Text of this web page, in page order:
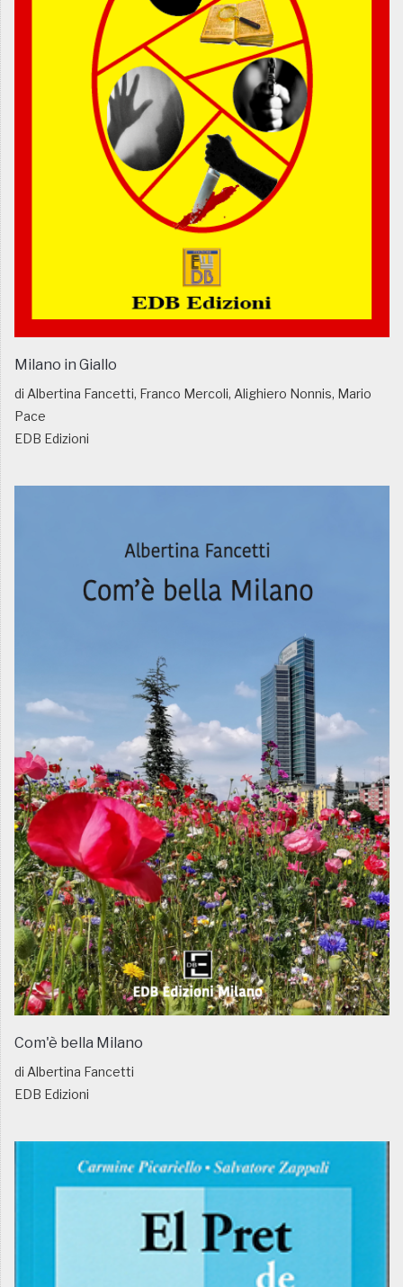
Milano in Giallo
di Albertina Fancetti, Franco Mercoli, Alighiero Nonnis, Mario
Pace
EDB Edizioni
Com'è bella Milano
di Albertina Fancetti
EDB Edizioni